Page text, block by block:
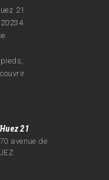
21
:
21
avenue de